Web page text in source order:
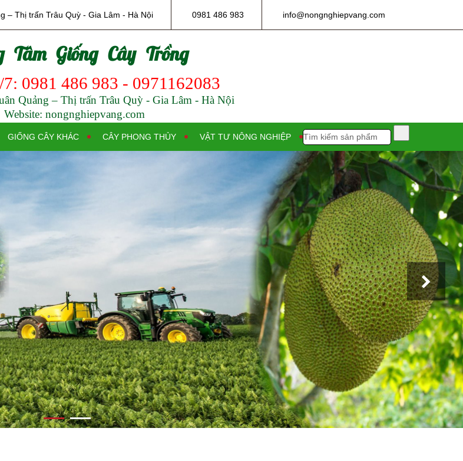
– Thị trấn Trâu Quỳ - Gia Lâm - Hà Nội 0981 486 983 info@nongnghiepvang.com
Tâm Giống Cây Trồng
0981 486 983 - 0971162083
Quảng – Thị trấn Trâu Quỳ - Gia Lâm - Hà Nội
Website: nongnghiepvang.com
GIỐNG CÂY KHÁC CÂY PHONG THỦY VẬT TƯ NÔNG NGHIỆP